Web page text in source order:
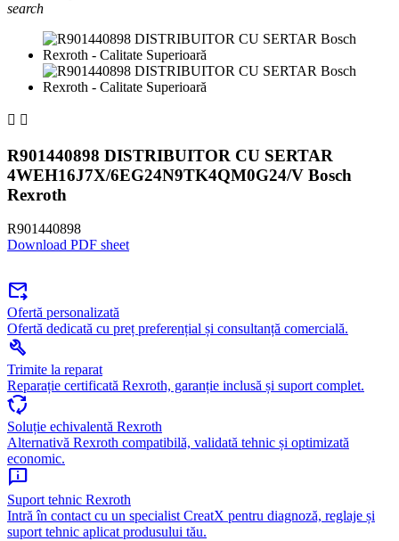
search
 
R901440898 DISTRIBUITOR CU SERTAR
4WEH16J7X/6EG24N9TK4QM0G24/V Bosch
Rexroth
R901440898
Download PDF sheet
forward_to_inbox
Ofertă personalizată
Ofertă dedicată cu preț preferențial și consultanță comercială.
build
Trimite la reparat
Reparație certificată Rexroth, garanție inclusă și suport complet.
cycle
Soluție echivalentă Rexroth
Alternativă Rexroth compatibilă, validată tehnic și optimizată
economic.
chat_info
Suport tehnic Rexroth
Intră în contact cu un specialist CreatX pentru diagnoză, reglaje și
suport tehnic aplicat produsului tău.